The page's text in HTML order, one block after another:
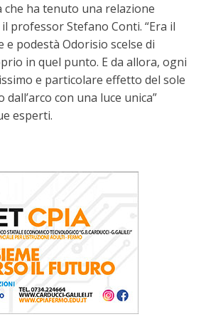
che ha tenuto una relazione
professor Stefano Conti. “Era il
e podestà Odorisio scelse di
in quel punto. E da allora, ogni
e particolare effetto del sole
con una luce unica”
esperti.